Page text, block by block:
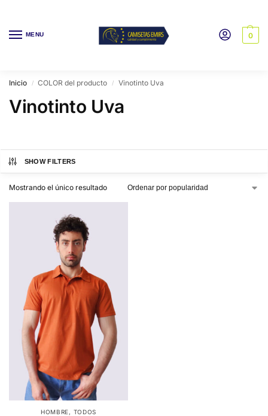
MENU 0
Inicio / COLOR del producto / Vinotinto Uva
Vinotinto Uva
SHOW FILTERS
Mostrando el único resultado
HOMBRE, TODOS